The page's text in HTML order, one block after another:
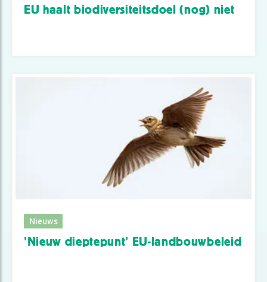
EU haalt biodiversiteitsdoel (nog) niet
Nieuws
'Nieuw dieptepunt' EU-landbouwbeleid